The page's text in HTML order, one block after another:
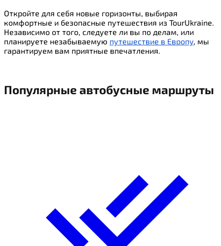
Откройте для себя новые горизонты, выбирая
комфортные и безопасные путешествия из TourUkraine.
Независимо от того, следуете ли вы по делам, или
планируете незабываемую путешествие в Европу, мы
гарантируем вам приятные впечатления.
Популярные автобусные маршруты